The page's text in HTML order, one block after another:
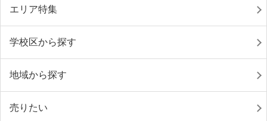
エリア特集
学校区から探す
地域から探す
売りたい